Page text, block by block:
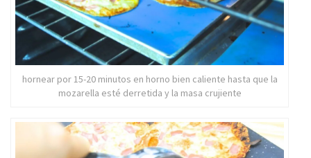
hornear por 15-20 minutos en horno bien caliente hasta que la
mozarella esté derretida y la masa crujiente